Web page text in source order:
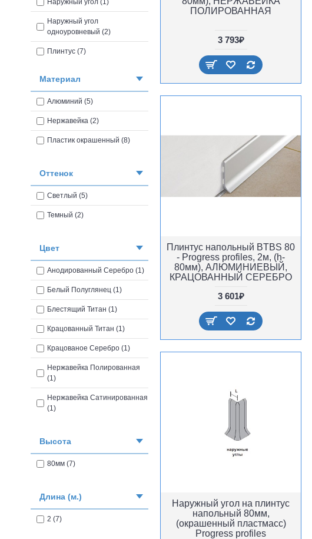
Наружный угол (1)
Наружный угол
одноуровневый (2)
Плинтус (7)
плинтуса (1)
Соединения плинтуса (1)
Материал
Алюминий (5)
Нержавейка (2)
Пластик окрашенный (8)
Оттенок
Светлый (5)
Темный (2)
Цвет
Анодированный Серебро (1)
Белый Полуглянец (1)
Блестящий Титан (1)
Крацованный Титан (1)
Крацованое Серебро (1)
Нержавейка Полированная
(1)
Нержавейка Сатинированная
(1)
Высота
80мм (7)
Длина (м.)
2 (7)
ПОЛИРОВАННАЯ
3 793₽
Плинтус напольный BTBS 80
- Progress profiles, 2м, (h-
80мм), АЛЮМИНИЕВЫЙ,
КРАЦОВАННЫЙ СЕРЕБРО
3 601₽
Наружный угол на плинтус
напольный 80мм,
(окрашенный пластмасс)
Progress profiles